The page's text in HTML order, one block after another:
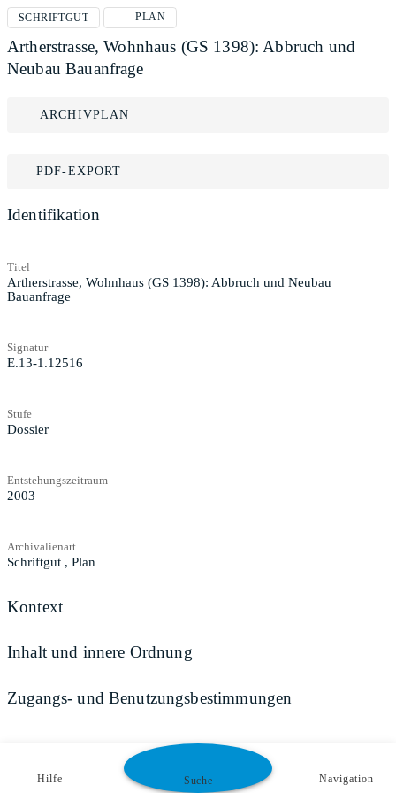
SCHRIFTGUT PLAN
Artherstrasse, Wohnhaus (GS 1398): Abbruch und
Neubau Bauanfrage
ARCHIVPLAN
PDF-EXPORT
Identifikation
Titel
Artherstrasse, Wohnhaus (GS 1398): Abbruch und Neubau
Bauanfrage
Signatur
E.13-1.12516
Stufe
Dossier
Entstehungszeitraum
2003
Archivalienart
Schriftgut , Plan
Kontext
Inhalt und innere Ordnung
Zugangs- und Benutzungsbestimmungen
Hilfe Suche Navigation